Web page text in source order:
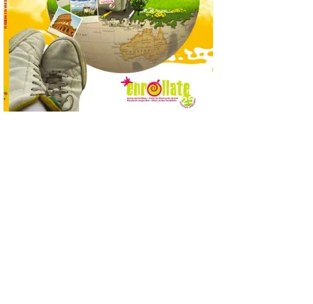
serrano u otras figuras de calidad
reconocidas. Se han presentado […]
Las salas del antiguo
ayuntamiento de
Cabrillanes (Babia) acogen
la muestra ‘Eduardo